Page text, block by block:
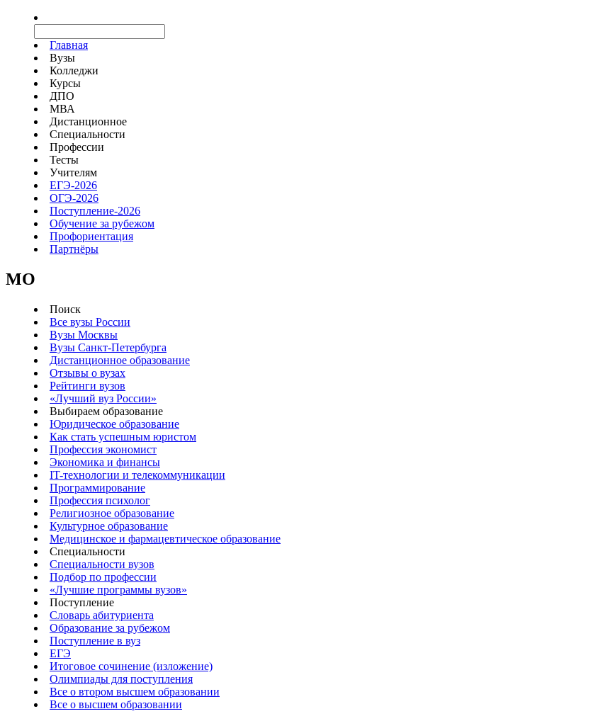
Главная
Вузы
Колледжи
Курсы
ДПО
МВА
Дистанционное
Специальности
Профессии
Тесты
Учителям
ЕГЭ-2026
ОГЭ-2026
Поступление-2026
Обучение за рубежом
Профориентация
Партнёры
MO
Поиск
Все вузы России
Вузы Москвы
Вузы Санкт-Петербурга
Дистанционное образование
Отзывы о вузах
Рейтинги вузов
«Лучший вуз России»
Выбираем образование
Юридическое образование
Как стать успешным юристом
Профессия экономист
Экономика и финансы
IT-технологии и телекоммуникации
Программирование
Профессия психолог
Религиозное образование
Культурное образование
Медицинское и фармацевтическое образование
Специальности
Специальности вузов
Подбор по профессии
«Лучшие программы вузов»
Поступление
Словарь абитуриента
Образование за рубежом
Поступление в вуз
ЕГЭ
Итоговое сочинение (изложение)
Олимпиады для поступления
Все о втором высшем образовании
Все о высшем образовании